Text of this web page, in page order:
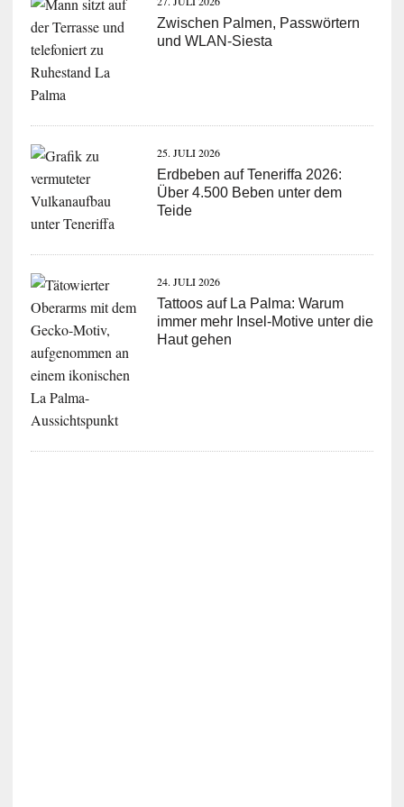
Zwischen Palmen, Passwörtern
und WLAN-Siesta
25. JULI 2026
Erdbeben auf Teneriffa 2026:
Über 4.500 Beben unter dem
Teide
24. JULI 2026
Tattoos auf La Palma: Warum
immer mehr Insel-Motive unter die
Haut gehen